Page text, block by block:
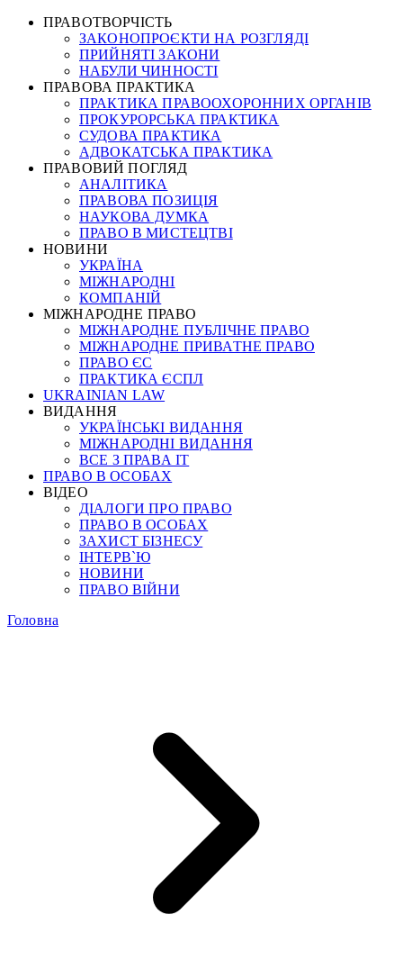
ПРАВОТВОРЧІСТЬ
ЗАКОНОПРОЄКТИ НА РОЗГЛЯДІ
ПРИЙНЯТІ ЗАКОНИ
НАБУЛИ ЧИННОСТІ
ПРАВОВА ПРАКТИКА
ПРАКТИКА ПРАВООХОРОННИХ ОРГАНІВ
ПРОКУРОРСЬКА ПРАКТИКА
СУДОВА ПРАКТИКА
АДВОКАТСЬКА ПРАКТИКА
ПРАВОВИЙ ПОГЛЯД
АНАЛІТИКА
ПРАВОВА ПОЗИЦІЯ
НАУКОВА ДУМКА
ПРАВО В МИСТЕЦТВІ
НОВИНИ
УКРАЇНА
МІЖНАРОДНІ
КОМПАНІЙ
МІЖНАРОДНЕ ПРАВО
МІЖНАРОДНЕ ПУБЛІЧНЕ ПРАВО
МІЖНАРОДНЕ ПРИВАТНЕ ПРАВО
ПРАВО ЄС
ПРАКТИКА ЄСПЛ
UKRAINIAN LAW
ВИДАННЯ
УКРАЇНСЬКІ ВИДАННЯ
МІЖНАРОДНІ ВИДАННЯ
ВСЕ З ПРАВА ІТ
ПРАВО В ОСОБАХ
ВІДЕО
ДІАЛОГИ ПРО ПРАВО
ПРАВО В ОСОБАХ
ЗАХИСТ БІЗНЕСУ
ІНТЕРВ`Ю
НОВИНИ
ПРАВО ВІЙНИ
Головна